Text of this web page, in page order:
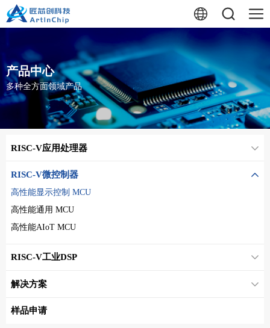
产品中心
多种全方面领域产品
RISC-V应用处理器
RISC-V微控制器
高性能显示控制 MCU
高性能通用 MCU
高性能AIoT MCU
RISC-V工业DSP
解决方案
样品申请